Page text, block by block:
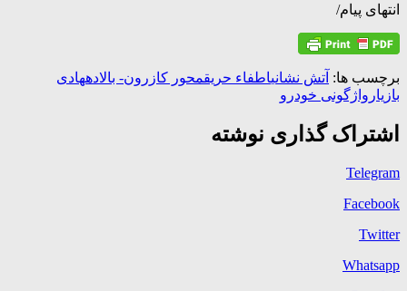
انتهای پیام/
برچسب ها: آتش نشانیاطفاء حریقمحور کازرون- بالادههادی
بازیار واژگونی خودرو
اشتراک گذاری نوشته
Telegram
Facebook
Twitter
Whatsapp